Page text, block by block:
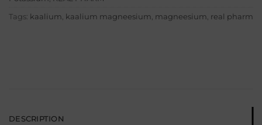
Tags: kaalium kaalium magneesium magneesium real pharm
DESCRIPTION